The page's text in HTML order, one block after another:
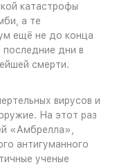
катастрофы
а те
ещё не до конца
дни в
смерти.
вирусов и
На этот раз
«Амбрелла»,
антигуманного
ученые